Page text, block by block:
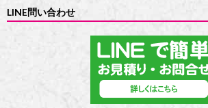
LINE問い合わせ